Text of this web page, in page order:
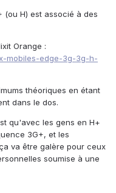
(ou H) est associé à des
Orange :
mobiles-edge-3g-3g-h-
théoriques en étant
dans le dos.
qu'avec les gens en H+
3G+, et les
va être galère pour ceux
soumise à une